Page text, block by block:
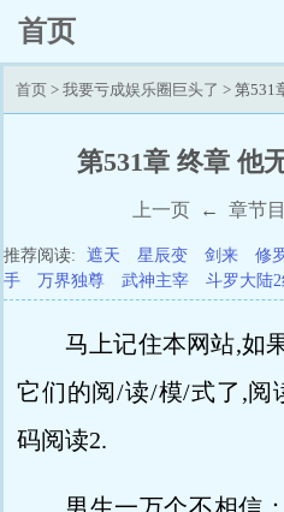
首页
首页 > 我要亏成娱乐圈巨头了 > 第531
第531章 终章 他
上一页 ← 章节
推荐阅读: 遮天 星辰变 剑来 修
手
万界独尊 武神主宰 斗罗大陆
马上记住本网站,如
它们的阅/读/模/式了,阅
码阅读2.